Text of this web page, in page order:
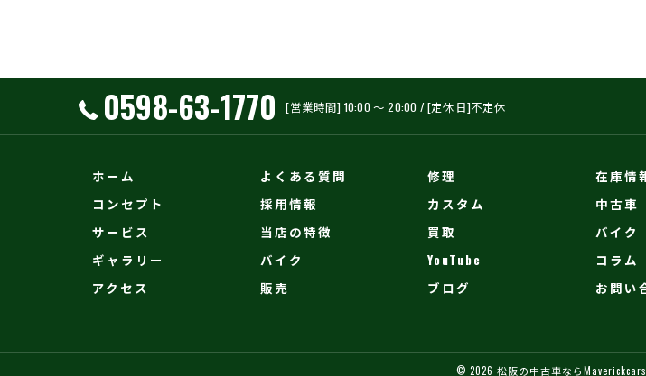
0598-63-1770 [営業時間] 10:00 〜 20:00 / [定休日]不定休
ホーム
コンセプト
サービス
ギャラリー
アクセス
よくある質問
採用情報
当店の特徴
バイク
販売
修理
カスタム
買取
YouTube
ブログ
在庫情
中古車
バイク
コラム
お問い
© 2026 松阪の中古車ならMaverickcars